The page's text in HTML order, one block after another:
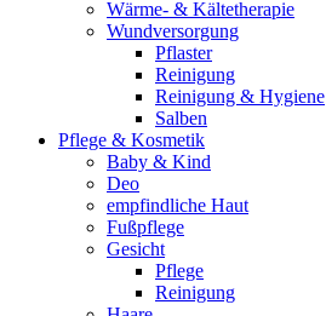
Wärme- & Kältetherapie
Wundversorgung
Pflaster
Reinigung
Reinigung & Hygiene
Salben
Pflege & Kosmetik
Baby & Kind
Deo
empfindliche Haut
Fußpflege
Gesicht
Pflege
Reinigung